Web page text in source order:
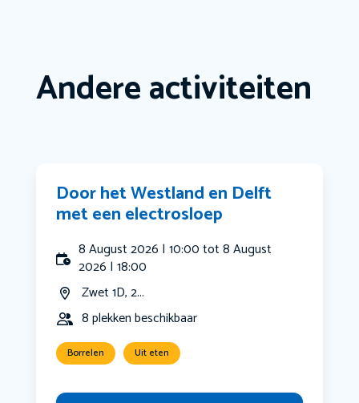
Andere activiteiten
Door het Westland en Delft
met een electrosloep
8 August 2026 | 10:00 tot 8 August
2026 | 18:00
Zwet 1D, 2...
8 plekken beschikbaar
Borrelen Uit eten